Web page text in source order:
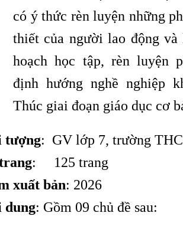
có ý thức rèn luyện những
thiết của người lao động và
hoạch học tập, rèn luyện
định hướng nghề nghiệp
Thúc giai đoạn giáo dục cơ
tượng: GV lớp 7, trường
: 125 trang
xuất bản: 2026
dung: Gồm 09 chủ đề sau: